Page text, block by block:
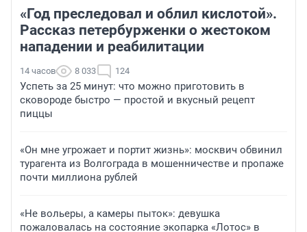
«Год преследовал и облил кислотой».
Рассказ петербурженки о жестоком
нападении и реабилитации
14 часов 8 033 124
Успеть за 25 минут: что можно приготовить в
сковороде быстро — простой и вкусный рецепт
пиццы
«Он мне угрожает и портит жизнь»: москвич обвинил
турагента из Волгограда в мошенничестве и пропаже
почти миллиона рублей
«Не вольеры, а камеры пыток»: девушка
пожаловалась на состояние экопарка «Лотос» в